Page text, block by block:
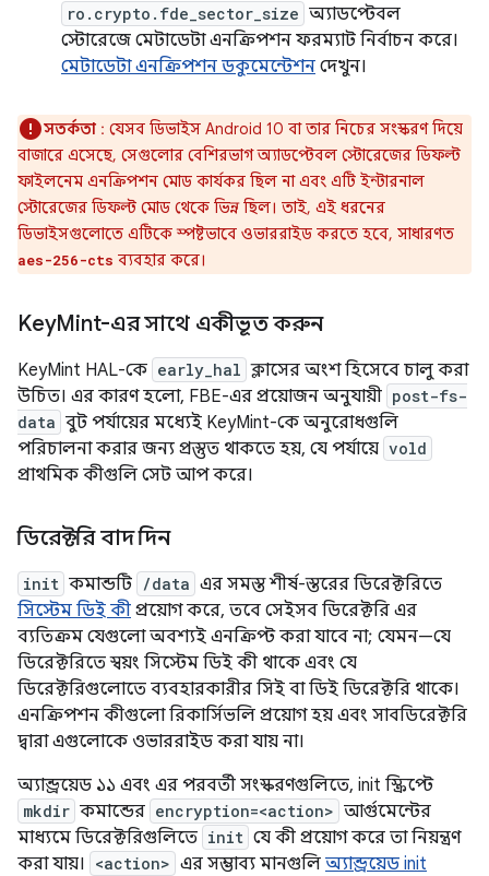
ro.crypto.fde_sector_size অ্যাডপ্টেবল
স্টোরেজে মেটাডেটা এনক্রিপশন ফরম্যাট নির্বাচন করে।
মেটাডেটা এনক্রিপশন ডকুমেন্টেশন দেখুন।
সতর্কতা : যেসব ডিভাইস Android 10 বা তার নিচের সংস্করণ দিয়ে
বাজারে এসেছে, সেগুলোর বেশিরভাগ অ্যাডপ্টেবল স্টোরেজের ডিফল্ট
ফাইলনেম এনক্রিপশন মোড কার্যকর ছিল না এবং এটি ইন্টারনাল
স্টোরেজের ডিফল্ট মোড থেকে ভিন্ন ছিল। তাই, এই ধরনের
ডিভাইসগুলোতে এটিকে স্পষ্টভাবে ওভাররাইড করতে হবে, সাধারণত
aes-256-cts ব্যবহার করে।
KeyMint-এর সাথে একীভূত করুন
KeyMint HAL-কে early_hal ক্লাসের অংশ হিসেবে চালু করা
উচিত। এর কারণ হলো, FBE-এর প্রয়োজন অনুযায়ী post-fs-
data বুট পর্যায়ের মধ্যেই KeyMint-কে অনুরোধগুলি
পরিচালনা করার জন্য প্রস্তুত থাকতে হয়, যে পর্যায়ে vold
প্রাথমিক কীগুলি সেট আপ করে।
ডিরেক্টরি বাদ দিন
init কমান্ডটি /data এর সমস্ত শীর্ষ-স্তরের ডিরেক্টরিতে
সিস্টেম ডিই কী প্রয়োগ করে, তবে সেইসব ডিরেক্টরি এর
ব্যতিক্রম যেগুলো অবশ্যই এনক্রিপ্ট করা যাবে না; যেমন—যে
ডিরেক্টরিতে স্বয়ং সিস্টেম ডিই কী থাকে এবং যে
ডিরেক্টরিগুলোতে ব্যবহারকারীর সিই বা ডিই ডিরেক্টরি থাকে।
এনক্রিপশন কীগুলো রিকার্সিভলি প্রয়োগ হয় এবং সাবডিরেক্টরি
দ্বারা এগুলোকে ওভাররাইড করা যায় না।
অ্যান্ড্রয়েড ১১ এবং এর পরবর্তী সংস্করণগুলিতে, init স্ক্রিপ্টে
mkdir কমান্ডের encryption=<action> আর্গুমেন্টের
মাধ্যমে ডিরেক্টরিগুলিতে init যে কী প্রয়োগ করে তা নিয়ন্ত্রণ
করা যায়।
<action> এর সম্ভাব্য মানগুলি অ্যান্ড্রয়েড init